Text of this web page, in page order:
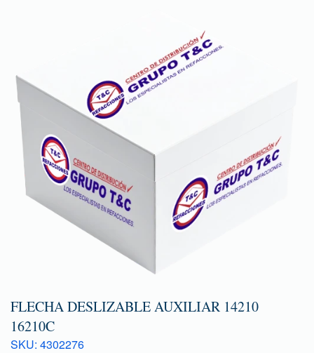
FLECHA DESLIZABLE AUXILIAR 14210
16210C
SKU: 4302276